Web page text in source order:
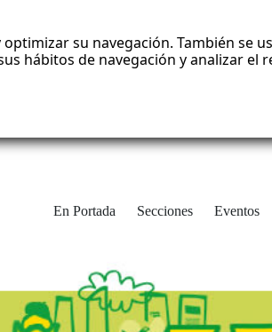
su navegación. También se
hábitos de navegación y analizar
En Portada Secciones Eventos